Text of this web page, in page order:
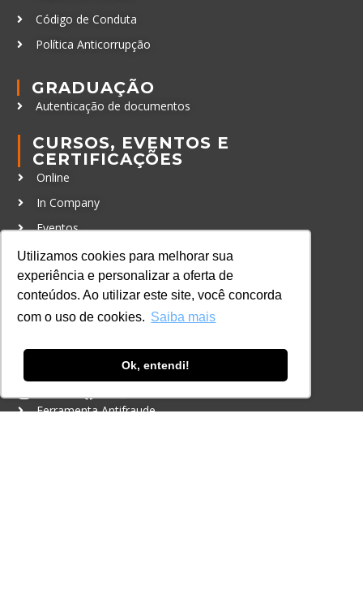
Utilizamos cookies para melhorar sua
experiência e personalizar a oferta de
conteúdos. Ao utilizar este site, você concorda
com o uso de cookies. Saiba mais
Ok, entendi!
Código de Conduta
Política Anticorrupção
GRADUAÇÃO
Autenticação de documentos
CURSOS, EVENTOS E
CERTIFICAÇÕES
Online
In Company
Eventos
Certificações
CONTATO
+55 11 3259-2837
contato@lec.com.br
Ferramenta Antifraude